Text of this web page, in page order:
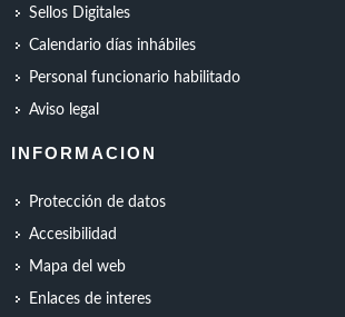
Sellos Digitales
Calendario días inhábiles
Personal funcionario habilitado
Aviso legal
INFORMACION
Protección de datos
Accesibilidad
Mapa del web
Enlaces de interes